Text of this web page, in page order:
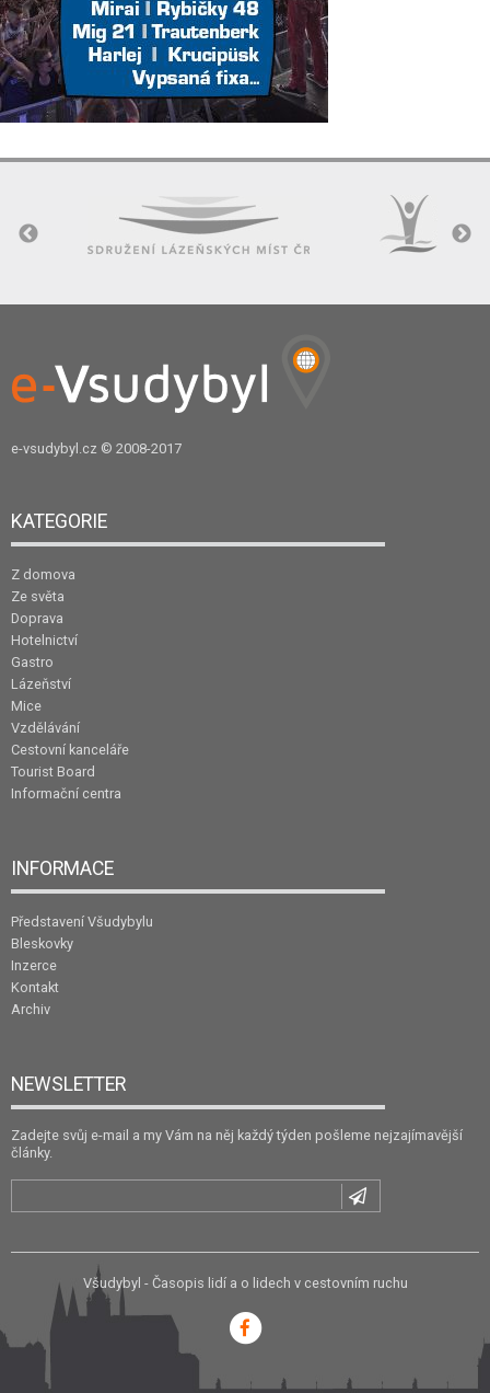
e-vsudybyl.cz © 2008-2017
KATEGORIE
Z domova
Ze světa
Doprava
Hotelnictví
Gastro
Lázeňství
Mice
Vzdělávání
Cestovní kanceláře
Tourist Board
Informační centra
INFORMACE
Představení Všudybylu
Bleskovky
Inzerce
Kontakt
Archiv
NEWSLETTER
Zadejte svůj e-mail a my Vám na něj každý týden pošleme nejzajímavější
články.
Všudybyl - Časopis lidí a o lidech v cestovním ruchu